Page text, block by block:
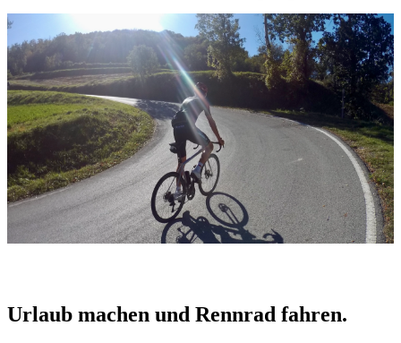
Urlaub machen und Rennrad fahren.